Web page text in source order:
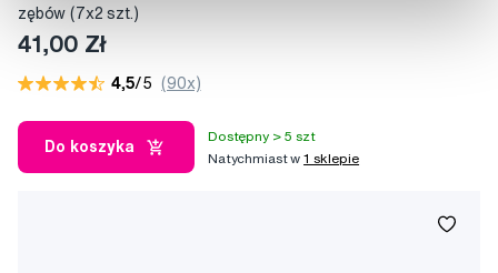
zębów (7x2 szt.)
41,00 Zł
4,5/5 (90x)
Do koszyka
Dostępny > 5 szt
Natychmiast w1 sklepie